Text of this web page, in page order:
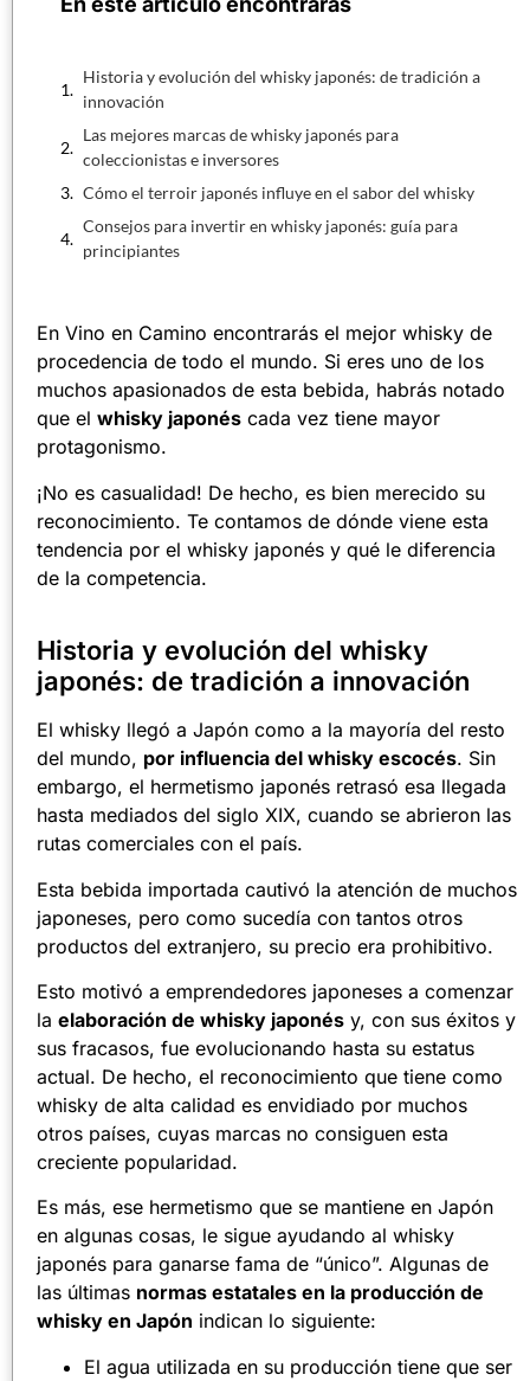
Historia y evolución del whisky japonés: de tradición a
innovación
Las mejores marcas de whisky japonés para
coleccionistas e inversores
Cómo el terroir japonés influye en el sabor del whisky
Consejos para invertir en whisky japonés: guía para
principiantes
En Vino en Camino encontrarás el mejor whisky de
procedencia de todo el mundo. Si eres uno de los
muchos apasionados de esta bebida, habrás notado
que el whisky japonés cada vez tiene mayor
protagonismo.
¡No es casualidad! De hecho, es bien merecido su
reconocimiento. Te contamos de dónde viene esta
tendencia por el whisky japonés y qué le diferencia
de la competencia.
Historia y evolución del whisky
japonés: de tradición a innovación
El whisky llegó a Japón como a la mayoría del resto
del mundo, por influencia del whisky escocés. Sin
embargo, el hermetismo japonés retrasó esa llegada
hasta mediados del siglo XIX, cuando se abrieron las
rutas comerciales con el país.
Esta bebida importada cautivó la atención de muchos
japoneses, pero como sucedía con tantos otros
productos del extranjero, su precio era prohibitivo.
Esto motivó a emprendedores japoneses a comenzar
la elaboración de whisky japonés y, con sus éxitos y
sus fracasos, fue evolucionando hasta su estatus
actual. De hecho, el reconocimiento que tiene como
whisky de alta calidad es envidiado por muchos
otros países, cuyas marcas no consiguen esta
creciente popularidad.
Es más, ese hermetismo que se mantiene en Japón
en algunas cosas, le sigue ayudando al whisky
japonés para ganarse fama de “único”. Algunas de
las últimas normas estatales en la producción de
whisky en Japón indican lo siguiente:
El agua utilizada en su producción tiene que ser